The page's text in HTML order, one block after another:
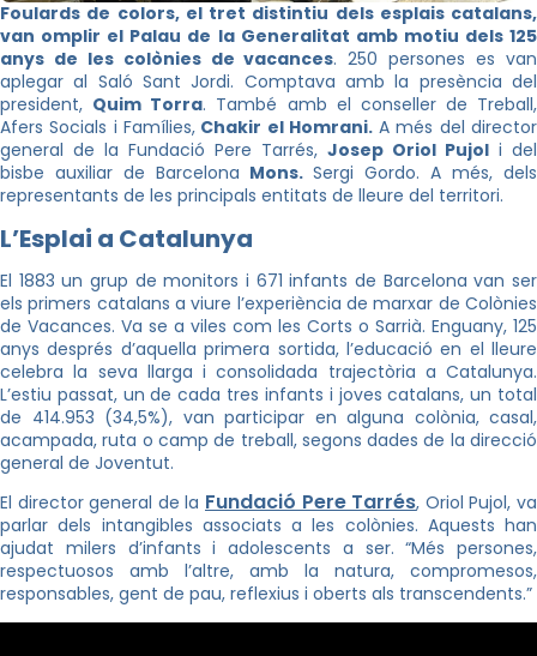
Foulards de colors, el tret distintiu dels esplais catalans,
van omplir el Palau de la Generalitat amb motiu dels 125
anys de les colònies de vacances. 250 persones es van
aplegar al Saló Sant Jordi. Comptava amb la presència del
president, Quim Torra. També amb el conseller de Treball,
Afers Socials i Famílies,Chakir el Homrani.A més del director
general de la Fundació Pere Tarrés, Josep Oriol Pujol i del
bisbe auxiliar de Barcelona Mons.Sergi Gordo. A més, dels
representants de les principals entitats de lleure del territori.
L’Esplai a Catalunya
El 1883 un grup de monitors i 671 infants de Barcelona van ser
els primers catalans a viure l’experiència de marxar de Colònies
de Vacances. Va se a viles com les Corts o Sarrià. Enguany, 125
anys després d’aquella primera sortida, l’educació en el lleure
celebra la seva llarga i consolidada trajectòria a Catalunya.
L’estiu passat, un de cada tres infants i joves catalans, un total
de 414.953 (34,5%), van participar en alguna colònia, casal,
acampada, ruta o camp de treball, segons dades de la direcció
general de Joventut.
El director general de la Fundació Pere Tarrés, Oriol Pujol, va
parlar dels intangibles associats a les colònies. Aquests han
ajudat milers d’infants i adolescents a ser. “Més persones,
respectuosos amb l’altre, amb la natura, compromesos,
responsables, gent de pau, reflexius i oberts als transcendents.”